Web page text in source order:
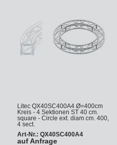
Litec QX40SC400A4 Ø=400cm
Kreis - 4 Sektionen ST 40 cm.
square - Circle ext. diam cm. 400,
4 sect.
Art-Nr.: QX40SC400A4
auf Anfrage